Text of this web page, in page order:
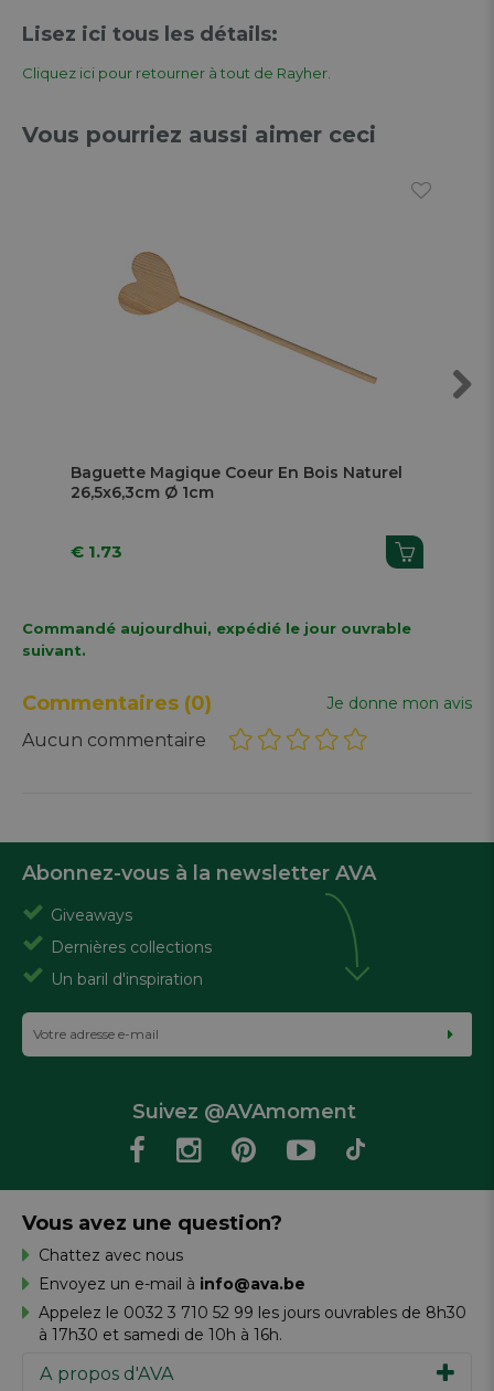
Lisez ici tous les détails:
Cliquez ici pour retourner à tout de Rayher.
Vous pourriez aussi aimer ceci
Baguette Magique Coeur En Bois Naturel
26,5x6,3cm Ø 1cm
€ 1.73
Commandé aujourdhui, expédié le jour ouvrable
suivant.
Commentaires (0) Je donne mon avis
Aucun commentaire
Abonnez-vous à la newsletter AVA
Giveaways
Dernières collections
Un baril d'inspiration
Suivez @AVAmoment
A propos d'AVA
Vous avez une question?
Chattez avec nous
Envoyez un e-mail à info@ava.be
Appelez le 0032 3 710 52 99 les jours ouvrables de 8h30
à 17h30 et samedi de 10h à 16h.